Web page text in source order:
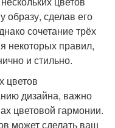
сделав его
сочетание трёх
некоторых правил,
и стильно.
цветов
дизайна, важно
цветовой гармонии.
может сделать ваш